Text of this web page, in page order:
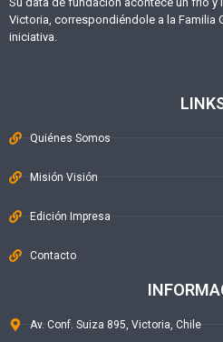
Victoria, correspondiéndole a la Familia
iniciativa.
Quiénes Somos
Misión Visión
Edición Impresa
Contacto
Av. Conf. Suiza 895, Victoria, Chile